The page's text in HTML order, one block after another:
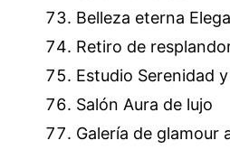
Belleza eterna
Retiro de
Estudio Serenidad
Salón Aura de lujo
Galería de glamour